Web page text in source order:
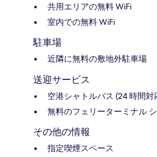
共用エリアの無料 WiFi
室内での無料 WiFi
駐車場
近隣に無料の敷地外駐車場
送迎サービス
空港シャトルバス (24 時間
無料のフェリーターミナル
その他の情報
指定喫煙スペース